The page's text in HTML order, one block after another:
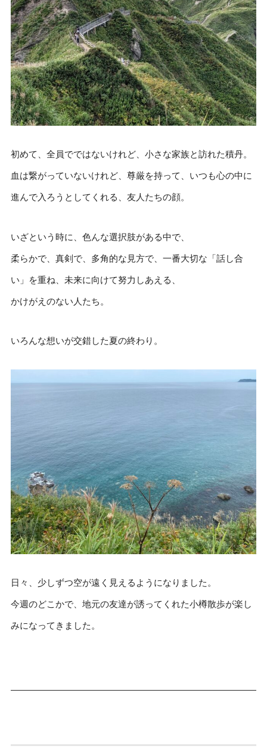
初めて、全員でではないけれど、小さな家族と訪れた積丹。
血は繋がっていないけれど、尊厳を持って、いつも心の中に
進んで入ろうとしてくれる、友人たちの顔。
いざという時に、色んな選択肢がある中で、
柔らかで、真剣で、多角的な見方で、一番大切な「話し合
い」を重ね、未来に向けて努力しあえる、
かけがえのない人たち。
いろんな想いが交錯した夏の終わり。
日々、少しずつ空が遠く見えるようになりました。
今週のどこかで、地元の友達が誘ってくれた小樽散歩が楽し
みになってきました。